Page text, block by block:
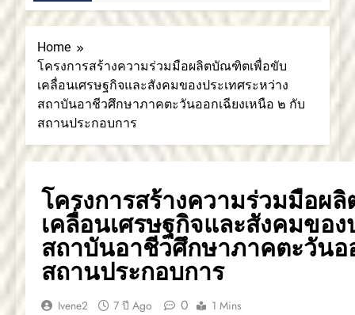
Home
โครงการสร้างความร่วมมือผลิตบัณฑิตเพื่อขับ
เคลื่อนเศรษฐกิจและสังคมของประเทศระหว่าง
สถาบันอาชีวศึกษาภาคตะวันออกเฉียงเหนือ ๒ กับ
สถานประกอบการ
โครงการสร้างความร่วมมือผ
เคลื่อนเศรษฐกิจและสังคมของ
สถาบันอาชีวศึกษาภาคตะวันอ
สถานประกอบการ
Ivene2 7 ปี Ago 0 1 Mins